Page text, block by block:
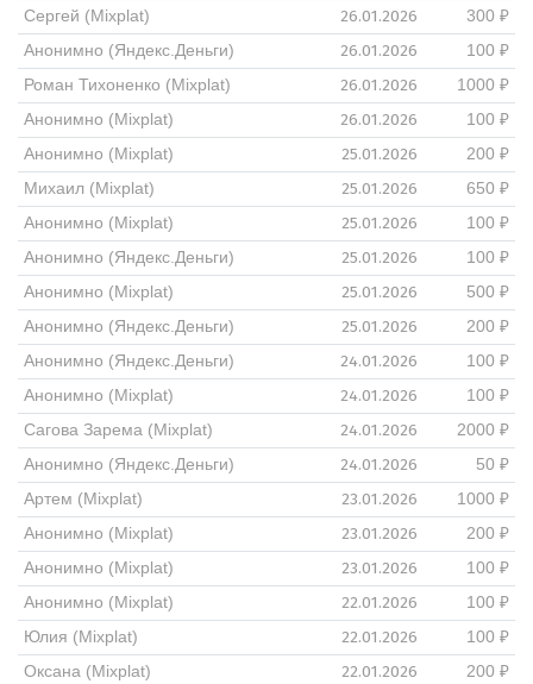
Сергей (Mixplat)
26.01.2026
300 ₽
Анонимно (Яндекс.Деньги)
26.01.2026
100 ₽
Роман Тихоненко (Mixplat)
26.01.2026
1000 ₽
Анонимно (Mixplat)
26.01.2026
100 ₽
Анонимно (Mixplat)
25.01.2026
200 ₽
Михаил (Mixplat)
25.01.2026
650 ₽
Анонимно (Mixplat)
25.01.2026
100 ₽
Анонимно (Яндекс.Деньги)
25.01.2026
100 ₽
Анонимно (Mixplat)
25.01.2026
500 ₽
Анонимно (Яндекс.Деньги)
25.01.2026
200 ₽
Анонимно (Яндекс.Деньги)
24.01.2026
100 ₽
Анонимно (Mixplat)
24.01.2026
100 ₽
Сагова Зарема (Mixplat)
24.01.2026
2000 ₽
Анонимно (Яндекс.Деньги)
24.01.2026
50 ₽
Артем (Mixplat)
23.01.2026
1000 ₽
Анонимно (Mixplat)
23.01.2026
200 ₽
Анонимно (Mixplat)
23.01.2026
100 ₽
Анонимно (Mixplat)
22.01.2026
100 ₽
Юлия (Mixplat)
22.01.2026
100 ₽
Оксана (Mixplat)
22.01.2026
200 ₽